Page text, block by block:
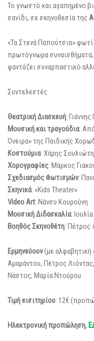
Το γνωστό και αγαπημένο
σανίδι, σε σκηνοθεσία της
«Τα Στενά Παπούτσια»
πρωτόγνωρα συναισθήματα,
φαντάζει συναρπαστικό
Συντελεστές
Θεατρική Διασκευή:
Μουσική και τραγούδια:
Όνειρα» της Παιδικής
Κοστούμια: Χάρης
Χορογραφίες: Μάρκος
Σχεδιασμός Φωτισμών:
Σκηνικά: «Kids Theater»
Video Art: Νάνσυ Κουρούνη
Μουσική Διδασκαλία:
Βοηθός Σκηνοθέτη: Πέτρος
Ερμηνεύουν(με αλφαβητική
Αμαράντου, Πέτρος
Νάστος, Μαρία Ντούρου
Τιμή εισιτηρίου: 12€
Ηλεκτρονική προπώληση,